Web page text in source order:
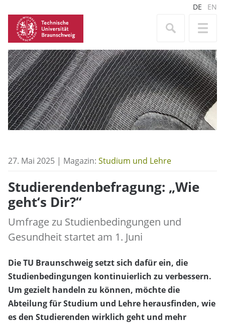
DE EN
27. Mai 2025 | Magazin: Studium und Lehre
Studierendenbefragung: „Wie
geht‘s Dir?“
Umfrage zu Studienbedingungen und
Gesundheit startet am 1. Juni
Die TU Braunschweig setzt sich dafür ein, die
Studienbedingungen kontinuierlich zu verbessern.
Um gezielt handeln zu können, möchte die
Abteilung für Studium und Lehre herausfinden, wie
es den Studierenden wirklich geht und mehr